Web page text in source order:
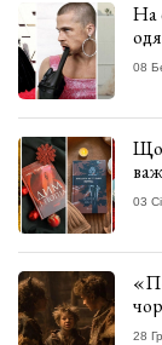
На
08
Що
03
28